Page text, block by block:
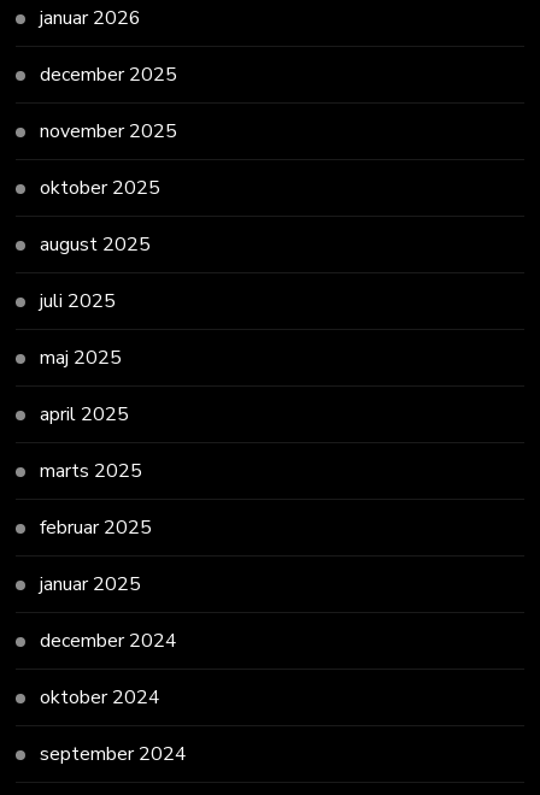
januar 2026
december 2025
november 2025
oktober 2025
august 2025
juli 2025
maj 2025
april 2025
marts 2025
februar 2025
januar 2025
december 2024
oktober 2024
september 2024